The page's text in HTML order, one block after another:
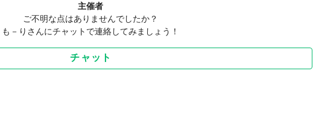
主催者
ご不明な点はありませんでしたか？
も－りさんにチャットで連絡してみましょう！
チャット